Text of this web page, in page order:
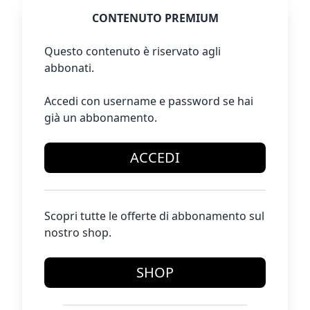
CONTENUTO PREMIUM
Questo contenuto è riservato agli
abbonati.
Accedi con username e password se hai
già un abbonamento.
ACCEDI
Scopri tutte le offerte di abbonamento sul
nostro shop.
SHOP